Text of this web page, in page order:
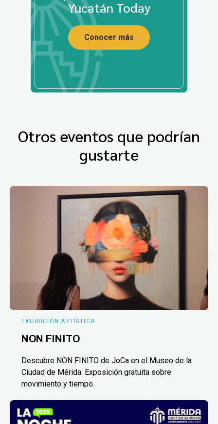
Yucatán Today
Conocer más
Otros eventos que podrían
gustarte
EXHIBICIÓN ARTÍSTICA
NON FINITO
Descubre NON FINITO de JoCa en el Museo de la
Ciudad de Mérida. Exposición gratuita sobre
movimiento y tiempo.